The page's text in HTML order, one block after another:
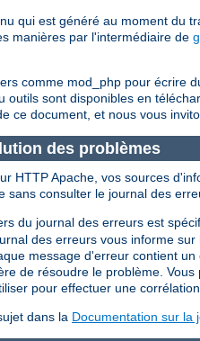
qui est généré au moment du
manières par l'intermédiaire de
comme mod_php pour écrire
outils sont disponibles en
ce document, et nous vous
des problèmes
HTTP Apache, vos sources
sans consulter le journal des
du journal des erreurs est
des erreurs vous informe
message d'erreur contient
de résoudre le problème.
pour effectuer une
dans la Documentation sur la